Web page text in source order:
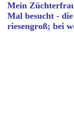
Mein
Mal besucht -
riesengroß; bei